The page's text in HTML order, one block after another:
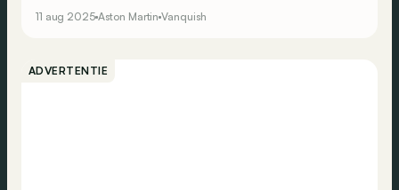
11 aug 2025 Aston Martin Vanquish
ADVERTENTIE